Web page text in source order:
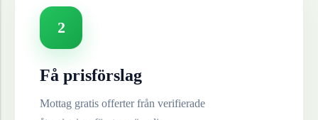
2
Få prisförslag
Mottag gratis offerter från verifierade